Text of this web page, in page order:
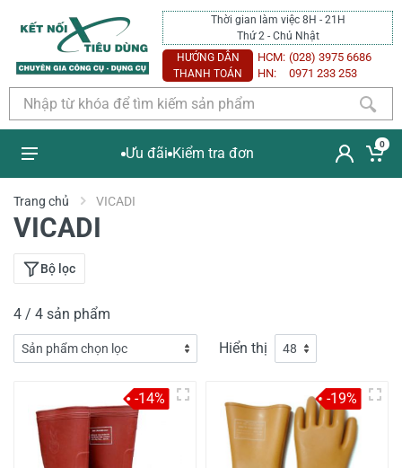
Thời gian làm việc 8H - 21H
Thứ 2 - Chủ Nhật
HƯỚNG DẪN
THANH TOÁN
HCM: (028) 3975 6686
HN:
0971 233 253
Ưu đãi Kiểm tra đơn
0
Trang chủ VICADI
VICADI
Bộ lọc
4 / 4 sản phẩm
Hiển thị
-14% -19%